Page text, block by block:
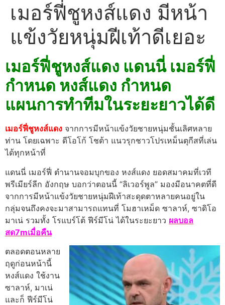
เมอร์ฟี่ชูหงส์แดง มีหน้า
แข้งวัยหนุ่มฝีเท้าดีเยอะ
เมอร์ฟี่ชูหงส์แดง แดนนี่ เมอร์ฟี่
กำหนด หงส์แดง กำหนด
แผนการทำทีมในระยะยาวได้ดี
เมอร์ฟี่ชูหงส์แดง จากการมีหน้าแข้งวัยชายหนุ่มชั้นเลิศหลาย
ท่าน โดยเฉพาะ ดีโอโก้ โชต้า แนวรุกชาวโปรเหม็นตุกีสที่เล่น
ได้ทุกหน้าที่
แดนนี่ เมอร์ฟี่ ตำนานจอมบุกของ หงส์แดง ยอดสมาคมที่เวที
พรีเมียร์ลีก อังกฤษ บอกว่าตอนนี้ “ลิเวอร์พูล” มองมีอนาคตที่ดี
จากการมีหน้าแข้งวัยชายหนุ่มฝีเท้าสะดุดตาหลายคนอยู่ใน
กลุ่มจนถึงคงจะมาสามารถแทนที่ โมฮาเหม็ด ซาลาห์, ซาดิโอ
มาเน่ รวมทั้ง โรแบร์โต้ ฟีร์มีโน่ ได้ในระยะยาว ผลบอล
สด7mเมื่อคืน
ตลอดตอนหลาย
ฤดูก่อนหน้านี้
หงส์แดง ใช้งาน
ซาลาห์, มาเน่
และก็ ฟีร์มีโน่